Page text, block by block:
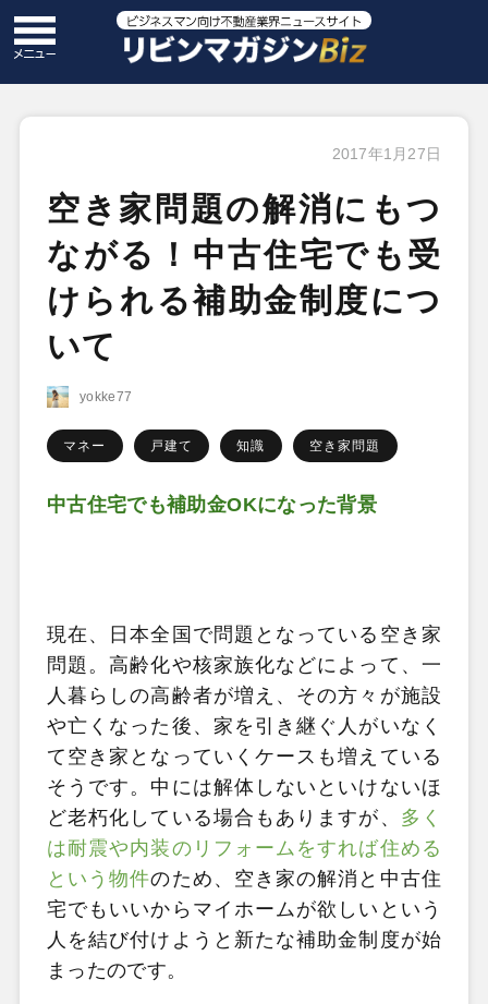
2017年1月27日
空き家問題の解消にもつ
ながる！中古住宅でも受
けられる補助金制度につ
いて
yokke77
マネー 戸建て 知識 空き家問題
中古住宅でも補助金OKになった背景
現在、日本全国で問題となっている空き家
問題。高齢化や核家族化などによって、一
人暮らしの高齢者が増え、その方々が施設
や亡くなった後、家を引き継ぐ人がいなく
て空き家となっていくケースも増えている
そうです。中には解体しないといけないほ
ど老朽化している場合もありますが、 多く
は耐震や内装のリフォームをすれば住める
という物件のため、空き家の解消と中古住
宅でもいいからマイホームが欲しいという
人を結び付けようと新たな補助金制度が始
まったのです。